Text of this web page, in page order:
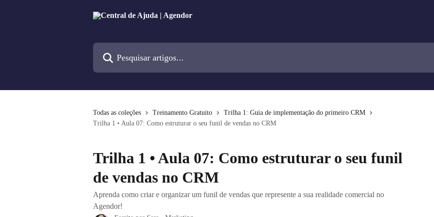
Todas as coleções Treinamento Gratuito
Trilha 1: Guia de implementação do primeiro CRM
Trilha 1 • Aula 07: Como estruturar o seu funil de vendas no CRM
Trilha 1 • Aula 07: Como estruturar o seu funil
de vendas no CRM
Aprenda como criar e organizar um funil de vendas que represente a sua realidade comercial no
Agendor!